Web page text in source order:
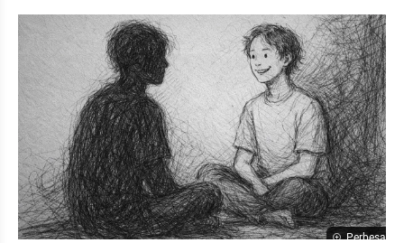
Perbesar